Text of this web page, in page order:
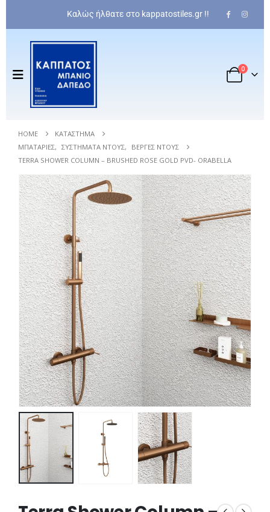
Καλώς ήλθατε στο kappatostiles.gr !!
0
HOME
ΚΑΤΆΣΤΗΜΑ
ΜΠΑΤΑΡΊΕΣ, ΣΥΣΤΉΜΑΤΑ ΝΤΟΥΣ,
ΒΈΡΓΕΣ ΝΤΟΥΣ
TERRA SHOWER COLUMN – BRUSHED ROSE GOLD PVD- ORABELLA